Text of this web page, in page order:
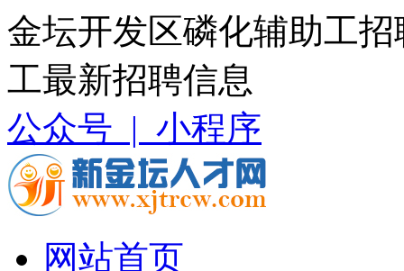
金坛开发区磷化辅助工
工最新招聘信息
公众号 | 小程序
网站首页